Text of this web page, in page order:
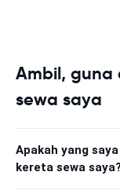
Ambil, guna
sewa saya
Apakah yang
kereta sewa saya?